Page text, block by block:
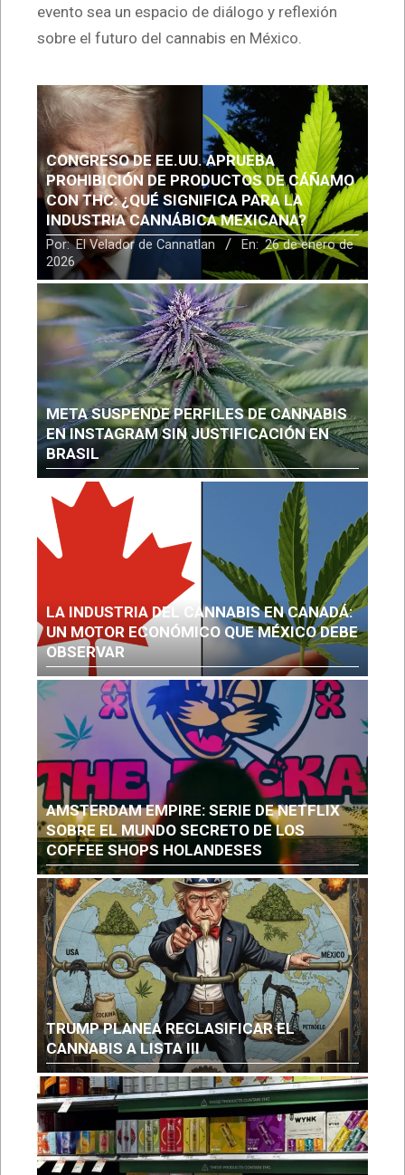
evento sea un espacio de diálogo y reflexión
sobre el futuro del cannabis en México.
CONGRESO DE EE.UU. APRUEBA
PROHIBICIÓN DE PRODUCTOS DE CÁÑAMO
CON THC: ¿QUÉ SIGNIFICA PARA LA
INDUSTRIA CANNÁBICA MEXICANA?
Por: El Velador de Cannatlan En: 26 de enero de
2026
META SUSPENDE PERFILES DE CANNABIS
EN INSTAGRAM SIN JUSTIFICACIÓN EN
BRASIL
LA INDUSTRIA DEL CANNABIS EN CANADÁ:
UN MOTOR ECONÓMICO QUE MÉXICO DEBE
OBSERVAR
AMSTERDAM EMPIRE: SERIE DE NETFLIX
SOBRE EL MUNDO SECRETO DE LOS
COFFEE SHOPS HOLANDESES
TRUMP PLANEA RECLASIFICAR EL
CANNABIS A LISTA III